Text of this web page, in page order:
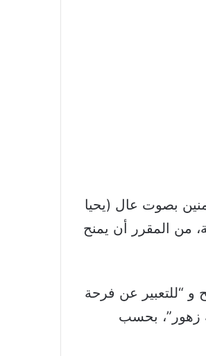
بصوت عال (يحيا
من المقرر أن يمنح
و “للتعبير عن فرحة
إلى “حديقة زهور”، بحسب